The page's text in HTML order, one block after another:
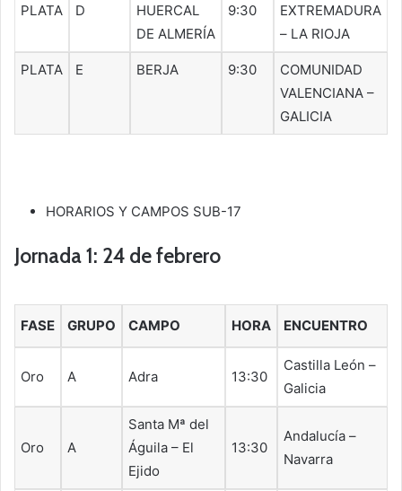
PLATA D
HUERCAL
DE ALMERÍA
9:30
EXTREMADURA
– LA RIOJA
PLATA E BERJA 9:30
COMUNIDAD
VALENCIANA –
GALICIA
HORARIOS Y CAMPOS SUB-17
Jornada 1: 24 de febrero
FASE GRUPO CAMPO HORA ENCUENTRO
Oro A Adra 13:30
Castilla León –
Galicia
Oro A
Santa Mª del
Águila – El
Ejido
13:30
Andalucía –
Navarra